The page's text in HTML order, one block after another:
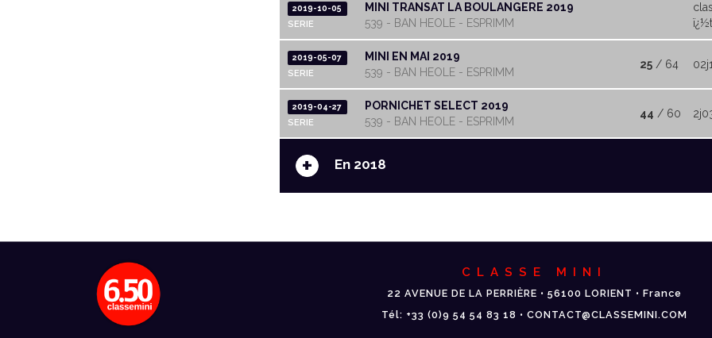
2019-10-05
SERIE
MINI TRANSAT LA BOULANGERE 2019
539 - BAN HEOLE - ESPRIMM
2019-05-07
SERIE
MINI EN MAI 2019
539 - BAN HEOLE - ESPRIMM
25 / 64
2019-04-27
SERIE
PORNICHET SELECT 2019
539 - BAN HEOLE - ESPRIMM
44 / 60
+ En 2018
CLASSE MINI
22 AVENUE DE LA PERRIÈRE • 56100 LORIENT • France
Tél: +33 (0)9 54 54 83 18 • CONTACT@CLASSEMINI.COM